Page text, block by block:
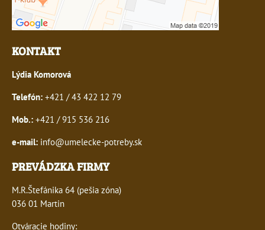
KONTAKT
Lýdia Komorová
Telefón: +421 / 43 422 12 79
Mob.: +421 / 915 536 216
e-mail: info@umelecke-potreby.sk
PREVÁDZKA FIRMY
M.R.Štefánika 64 (pešia zóna)
036 01 Martin
Otváracie hodiny: